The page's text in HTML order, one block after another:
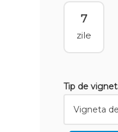
7
zile
Tip de